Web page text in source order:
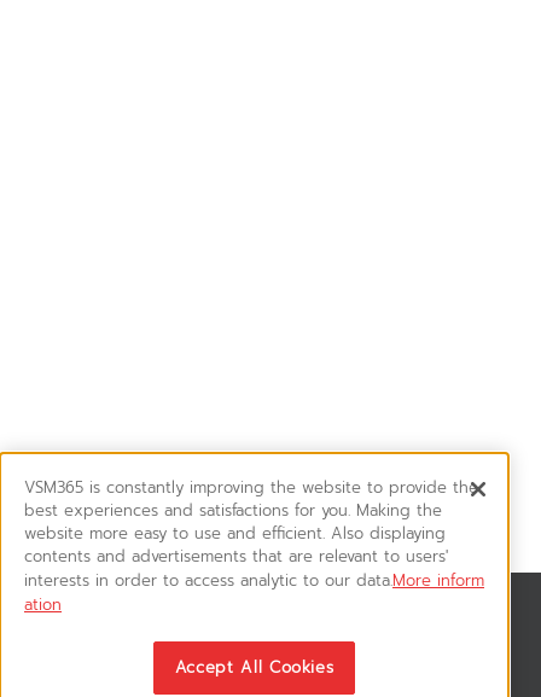
สมัครรับข่าวสาร
ติดตามอัพเดทข่าวสาร, โปรโมชั่น, สินค้าราคาพิเศษ ได้ก่อนใคร
VSM365 is constantly improving the website to provide the
best experiences and satisfactions for you. Making the
website more easy to use and efficient. Also displaying
contents and advertisements that are relevant to users'
interests in order to access analytic to our data.More inform
ation
Accept All Cookies